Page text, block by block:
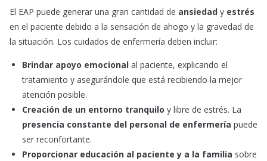
El EAP puede generar una gran cantidad de ansiedad y estrés
en el paciente debido a la sensación de ahogo y la gravedad de
la situación. Los cuidados de enfermería deben incluir:
Brindar apoyo emocional al paciente, explicando el
tratamiento y asegurándole que está recibiendo la mejor
atención posible.
Creación de un entorno tranquilo y libre de estrés. La
presencia constante del personal de enfermería puede
ser reconfortante.
Proporcionar educación al paciente y a la familia sobre